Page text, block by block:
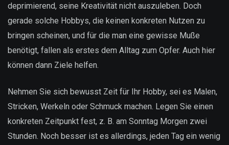
deprimierend, seine Kreativität nicht auszuleben. Doch
gerade solche Hobbys, die keinen konkreten Nutzen zu
bringen scheinen, und für die man eine gewisse Muße
benötigt, fallen als erstes dem Alltag zum Opfer. Auch hier
können dann Ziele helfen.
Nehmen Sie sich bewusst Zeit für Ihr Hobby, sei es Malen,
Stricken, Werkeln oder Schmuck machen. Legen Sie einen
konkreten Zeitpunkt fest, z. B. am Sonntag Morgen zwei
Stunden. Noch besser ist es allerdings, jeden Tag ein wenig